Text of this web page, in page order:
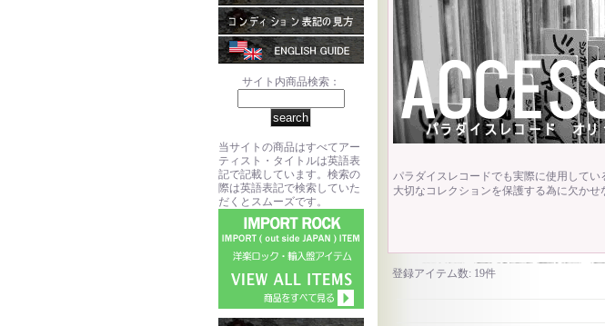
サイト内商品検索：
当サイトの商品はすべてアー
ティスト・タイトルは英語表
記で記載しています。検索の
際は英語表記で検索していた
だくとスムーズです。
パラダイスレコードでも実際に使用してい
大切なコレクションを保護する為に欠か
登録アイテム数:19件